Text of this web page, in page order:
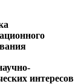
интересов